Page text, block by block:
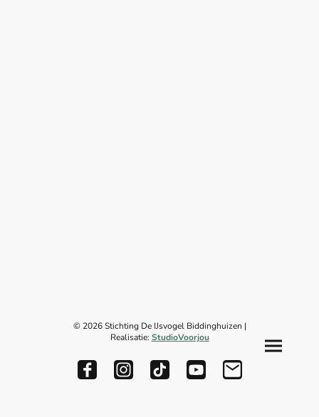
© 2026 Stichting De IJsvogel Biddinghuizen |
Realisatie: StudioVoorjou